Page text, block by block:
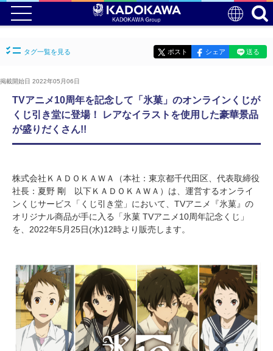
タグ一覧を見る ポスト シェア 送る
掲載開始日 2022年05月06日
TVアニメ10周年を記念して「氷菓」のオンラインくじが
くじ引き堂に登場！ レアなイラストを使用した豪華景品
が盛りだくさん!!
株式会社ＫＡＤＯＫＡＷＡ（本社：東京都千代田区、代表取締役
社長：夏野 剛 以下ＫＡＤＯＫＡＷＡ）は、運営するオンライ
ンくじサービス「くじ引き堂」において、TVアニメ『氷菓』の
オリジナル商品が手に入る「氷菓 TVアニメ10周年記念くじ」
を、2022年5月25日(水)12時より販売します。